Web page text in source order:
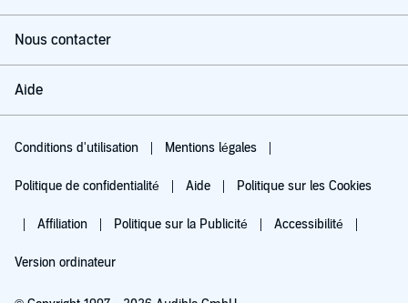
Nous contacter
Aide
Conditions d'utilisation Mentions légales
Politique de confidentialité Aide Politique sur les Cookies
Affiliation Politique sur la Publicité Accessibilité
Version ordinateur